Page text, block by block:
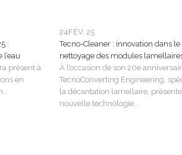
:
présent à
en
24FÉV, 25
Tecno-Cleaner : innovation dans le
nettoyage des modules
À l’occasion de son 20e
TecnoConverting Engineering,
la décantation lamellaire,
nouvelle technologie...